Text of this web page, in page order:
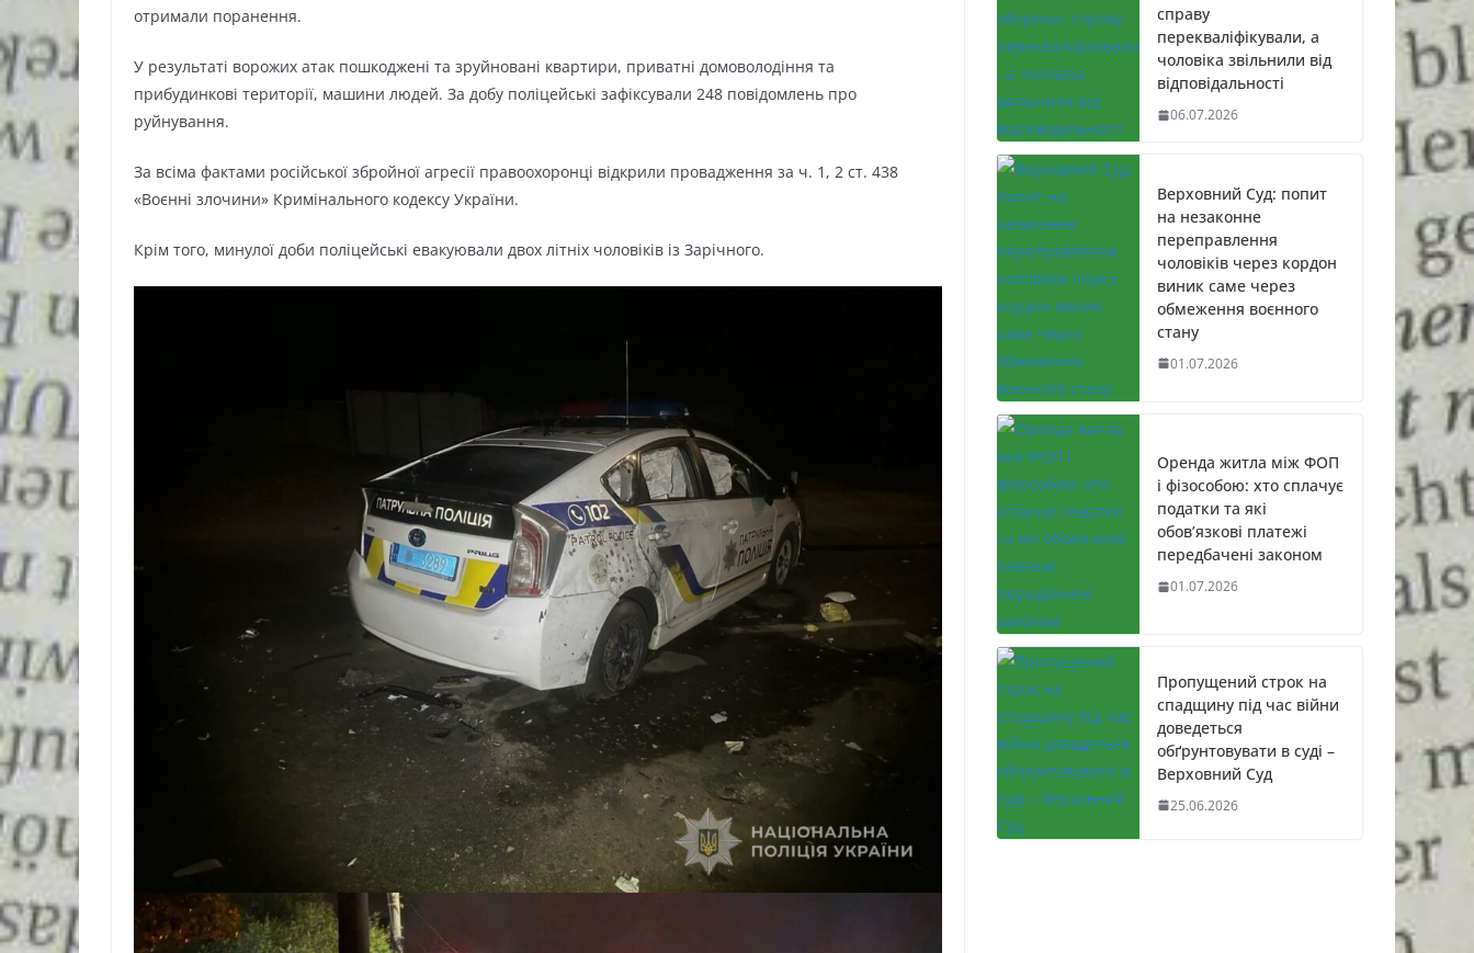
отримали поранення.
У результаті ворожих атак пошкоджені та зруйновані квартири, приватні домоволодіння та
прибудинкові території, машини людей. За добу поліцейські зафіксували 248 повідомлень про
руйнування.
За всіма фактами російської збройної агресії правоохоронці відкрили провадження за ч. 1, 2 ст. 438
«Воєнні злочини» Кримінального кодексу України.
Крім того, минулої доби поліцейські евакуювали двох літніх чоловіків із Зарічного.
справу
перекваліфікували, а
чоловіка звільнили від
відповідальності
06.07.2026
Верховний Суд: попит
на незаконне
переправлення
чоловіків через кордон
виник саме через
обмеження воєнного
стану
01.07.2026
Оренда житла між ФОП
і фізособою: хто сплачує
податки та які
обов’язкові платежі
передбачені законом
01.07.2026
Пропущений строк на
спадщину під час війни
доведеться
обґрунтовувати в суді –
Верховний Суд
25.06.2026